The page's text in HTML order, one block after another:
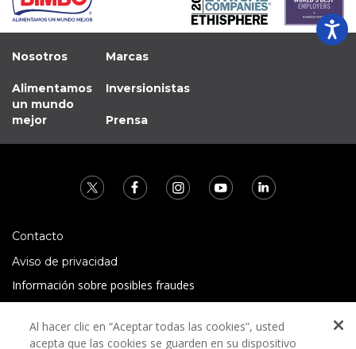
Nosotros
Alimentamos
un mundo
mejor
Marcas
Inversionistas
Prensa
Contacto
Aviso de privacidad
Información sobre posibles fraudes
Términos y condiciones
Al hacer clic en “Aceptar todas las cookies”, usted
acepta que las cookies se guarden en su dispositivo